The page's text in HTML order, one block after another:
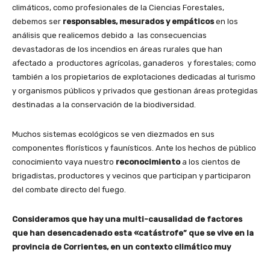
climáticos, como profesionales de la Ciencias Forestales,
debemos ser responsables, mesurados y empáticosen los
análisis que realicemos debido a las consecuencias
devastadoras de los incendios en áreas rurales que han
afectado a productores agrícolas, ganaderos y forestales; como
también a los propietarios de explotaciones dedicadas al turismo
y organismos públicos y privados que gestionan áreas protegidas
destinadas a la conservación de la biodiversidad.
Muchos sistemas ecológicos se ven diezmados en sus
componentes florísticos y faunísticos. Ante los hechos de público
conocimiento vaya nuestro reconocimientoa los cientos de
brigadistas, productores y vecinos que participan y participaron
del combate directo del fuego.
Consideramos que hay una multi-causalidad de factores
que han desencadenado esta «catástrofe” que se vive en la
provincia de Corrientes, en un contexto climático muy